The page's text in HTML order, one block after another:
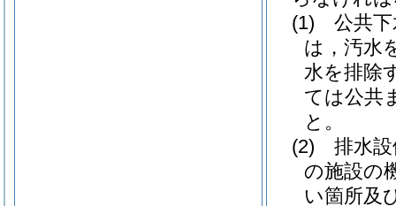
(1)
公共
は，汚水
水を排除
ては公共
と。
(2)
排水
の施設の
い箇所及